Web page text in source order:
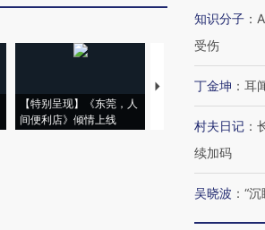
【特别呈现】《东莞，人
间便利店》倾情上线
【推广】走进第四届
会，让数智科技“链”
知识分子 ：
受伤
丁金坤 ： 耳
村夫日记 ：
续加码
吴晓波 ： “